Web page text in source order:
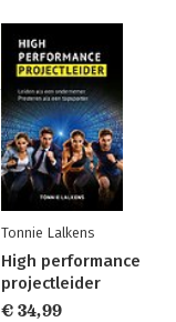
Tonnie Lalkens
High performance
projectleider
€ 34,99